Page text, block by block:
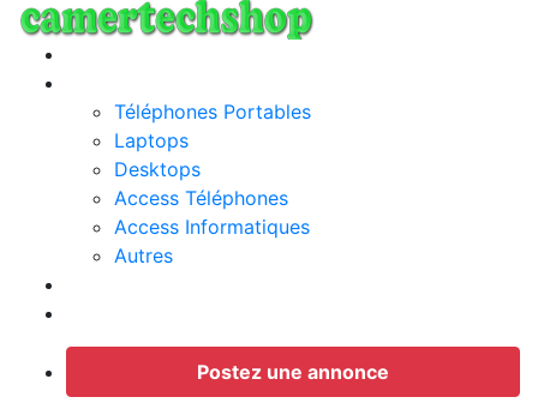
Téléphones Portables
Laptops
Desktops
Access Téléphones
Access Informatiques
Autres
Postez une annonce